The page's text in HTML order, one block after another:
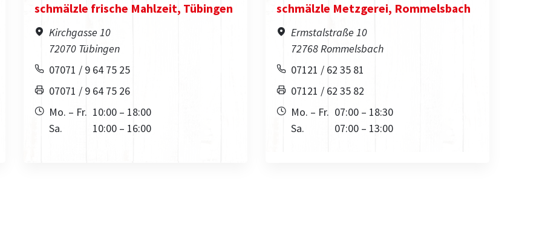
schmälzle frische Mahlzeit, Tübingen
Kirchgasse 10
72070 Tübingen
07071 / 9 64 75 25
07071 / 9 64 75 26
Mo. – Fr. 10:00 – 18:00
Sa.
10:00 – 16:00
schmälzle Metzgerei, Rommelsbach
Ermstalstraße 10
72768 Rommelsbach
07121 / 62 35 81
07121 / 62 35 82
Mo. – Fr. 07:00 – 18:30
Sa.
07:00 – 13:00